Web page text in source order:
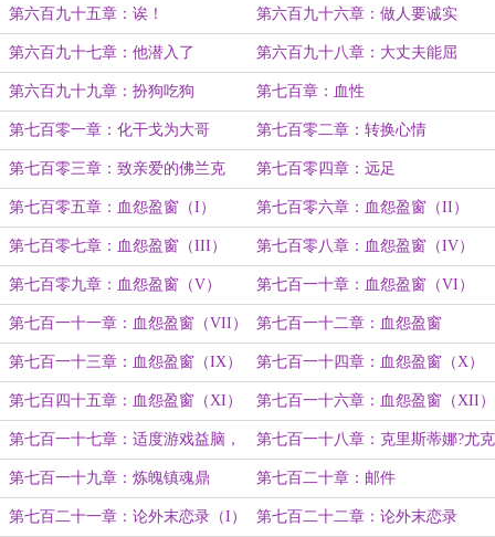
第六百九十五章：诶！ 第六百九十六章：做人要诚实
（II）
第六百九十七章：他潜入了 第六百九十八章：大丈夫能屈
第六百九十九章：扮狗吃狗 第七百章：血性
第七百零一章：化干戈为大哥 第七百零二章：转换心情
第七百零三章：致亲爱的佛兰克 第七百零四章：远足
第七百零五章：血怨盈窗（I） 第七百零六章：血怨盈窗（II）
第七百零七章：血怨盈窗（III） 第七百零八章：血怨盈窗（IV）
第七百零九章：血怨盈窗（V） 第七百一十章：血怨盈窗（VI）
第七百一十一章：血怨盈窗（VII） 第七百一十二章：血怨盈窗
（VIII）
第七百一十三章：血怨盈窗（IX） 第七百一十四章：血怨盈窗（X）
第七百四十五章：血怨盈窗（XI） 第七百一十六章：血怨盈窗（XII）
第七百一十七章：适度游戏益脑，
沉迷游戏伤身
第七百一十八章：克里斯蒂娜?尤克
第七百一十九章：炼魄镇魂鼎 第七百二十章：邮件
第七百二十一章：论外末恋录（I） 第七百二十二章：论外末恋录